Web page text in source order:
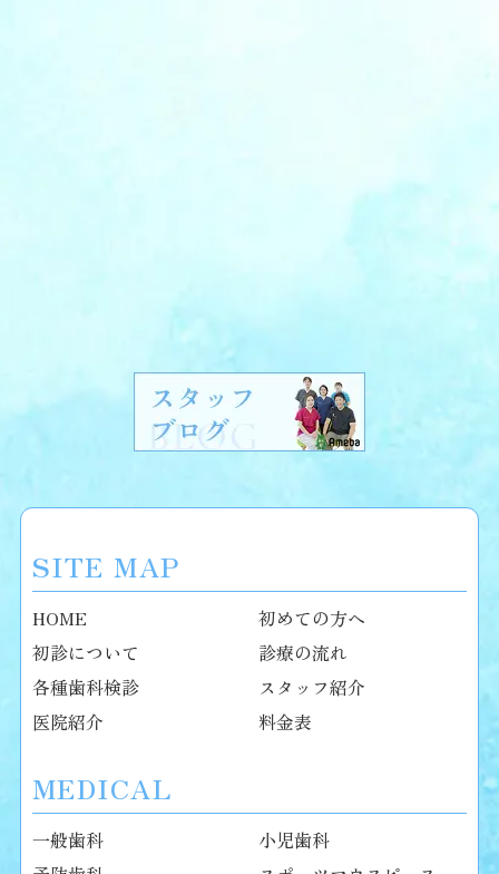
・歯の神経を抜いてしまった方、死んでしまっ
抗生物質の影響で歯の変色が強い方は、ホワ
イトニングの作用が出にくいと言われていま
方】
ホワイトニング剤に含まれる過酸化水素を分
解する酵素がない、無カタラーゼ症の方がい
らっしゃいます。万が一体内に取り込まれる
と、分解されずに残留してしまい、進行性口
腔壊死などの重い病気になる可能性がありま
・妊娠中、授乳中の方
SITE MAP
HOME
初めての方へ
初診について
診療の流れ
各種歯科検診
スタッフ紹介
医院紹介
料金表
MEDICAL
一般歯科
小児歯科